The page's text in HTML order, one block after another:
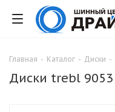
Главная - Каталог - Диски -
Диски trebl 9053